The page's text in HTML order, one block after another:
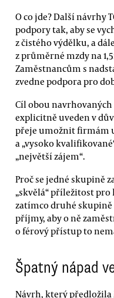
O co jde? Další návrhy
podpory tak, aby se
z čistého výdělku, a
z průměrné mzdy na
Zaměstnancům s
zvedne podpora pro
Cíl obou
explicitně uveden v
přeje umožnit firmám
a „vysoko
„největší zájem“.
Proč se jedné skupině
„skvělá“ příležitost
zatímco druhé skupině
příjmy, aby o ně
o férový přístup to
Špatný nápad
Návrh, který předložila